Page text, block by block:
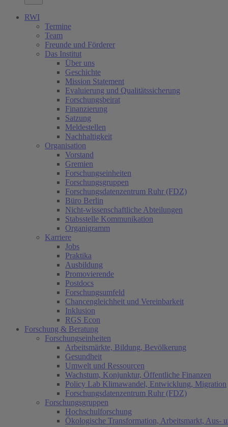
RWI
Termine
Team
Freunde und Förderer
Das Institut
Über uns
Geschichte
Mission Statement
Evaluierung und Qualitätssicherung
Forschungsbeirat
Finanzierung
Satzung
Meldestellen
Nachhaltigkeit
Organisation
Vorstand
Gremien
Forschungseinheiten
Forschungsgruppen
Forschungsdatenzentrum Ruhr (FDZ)
Büro Berlin
Nicht-wissenschaftliche Abteilungen
Stabsstelle Kommunikation
Organigramm
Karriere
Jobs
Praktika
Ausbildung
Promovierende
Postdocs
Forschungsumfeld
Chancengleichheit und Vereinbarkeit
Inklusion
RGS Econ
Forschung & Beratung
Forschungseinheiten
Arbeitsmärkte, Bildung, Bevölkerung
Gesundheit
Umwelt und Ressourcen
Wachstum, Konjunktur, Öffentliche Finanzen
Policy Lab Klimawandel, Entwicklung, Migration
Forschungsdatenzentrum Ruhr (FDZ)
Forschungsgruppen
Hochschulforschung
Ökologische Transformation, Arbeitsmarkt, Aus-